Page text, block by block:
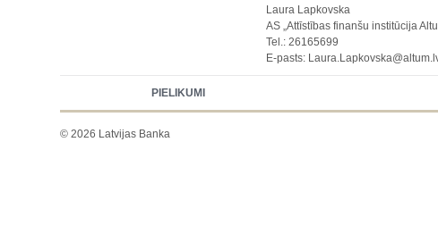
Laura Lapkovska
AS „Attīstības finanšu institūcija
Tel.: 26165699
E-pasts:
PIELIKUMI
© 2026 Latvijas Banka